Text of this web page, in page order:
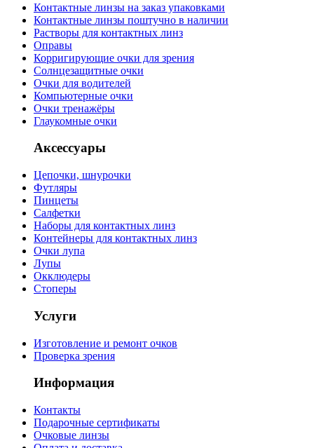
Контактные линзы на заказ упаковками
Контактные линзы поштучно в наличии
Растворы для контактных линз
Оправы
Корригирующие очки для зрения
Солнцезащитные очки
Очки для водителей
Компьютерные очки
Очки тренажёры
Глаукомные очки
Аксессуары
Цепочки, шнурочки
Футляры
Пинцеты
Салфетки
Наборы для контактных линз
Контейнеры для контактных линз
Очки лупа
Лупы
Окклюдеры
Стоперы
Услуги
Изготовление и ремонт очков
Проверка зрения
Информация
Контакты
Подарочные сертификаты
Очковые линзы